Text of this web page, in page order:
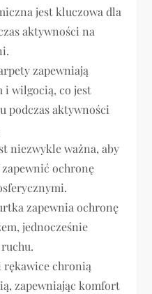
jest kluczowa dla
aktywności na
zapewniają
i wilgocią, co jest
podczas aktywności
niezwykle ważna, aby
ochronę
zapewnia ochronę
jednocześnie
rękawice chronią
zapewniając komfort